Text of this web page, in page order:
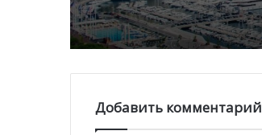
Добавить комментарий